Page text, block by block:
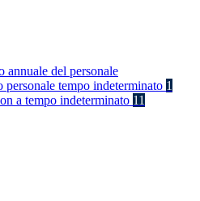
annuale del personale
personale tempo indeterminato 1
a tempo indeterminato 11